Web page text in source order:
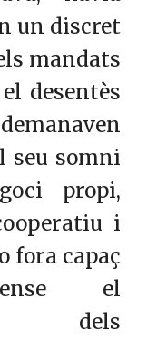
un discret
mandats
desentès
seu somni
propi,
i
fora capaç
el
dels